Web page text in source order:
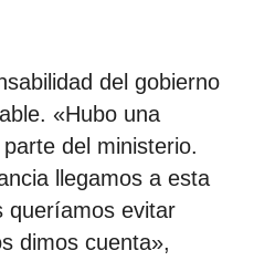
del gobierno
«Hubo una
del ministerio.
llegamos a esta
queríamos evitar
dimos cuenta»,